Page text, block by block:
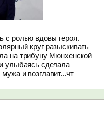
с ролью вдовы героя.
круг разыскивать
на трибуну Мюнхенской
улыбаясь сделала
и возглавит...чт